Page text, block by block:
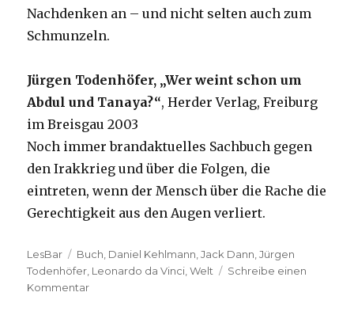
Nachdenken an – und nicht selten auch zum
Schmunzeln.
Jürgen Todenhöfer, „Wer weint schon um
Abdul und Tanaya?“, Herder Verlag, Freiburg
im Breisgau 2003
Noch immer brandaktuelles Sachbuch gegen
den Irakkrieg und über die Folgen, die
eintreten, wenn der Mensch über die Rache die
Gerechtigkeit aus den Augen verliert.
Kategorien
LesBar Tags
Buch Daniel Kehlmann ,Jack Dann ,Jürgen
Todenhöfer Leonardo da Vinci ,Welt
Schreibe einen
Kommentar